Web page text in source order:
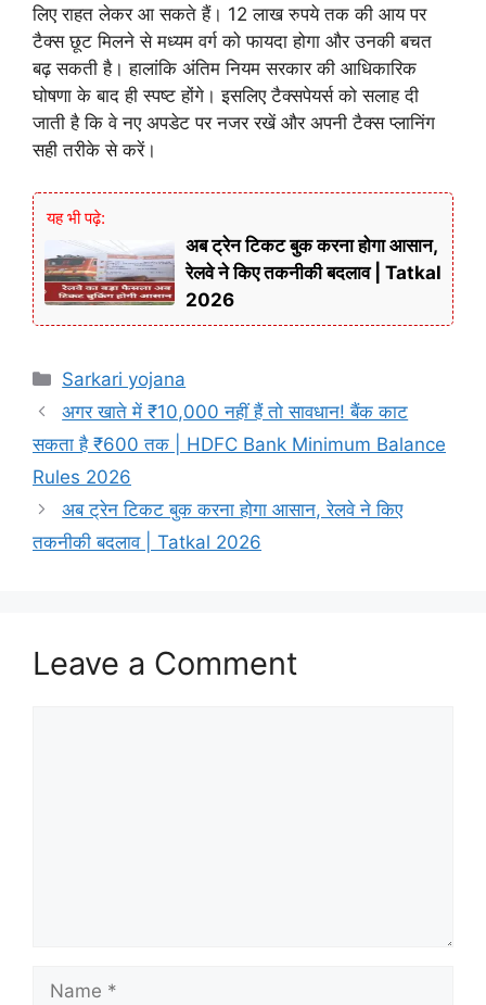
लिए राहत लेकर आ सकते हैं। 12 लाख रुपये तक की आय पर
टैक्स छूट मिलने से मध्यम वर्ग को फायदा होगा और उनकी बचत
बढ़ सकती है। हालांकि अंतिम नियम सरकार की आधिकारिक
घोषणा के बाद ही स्पष्ट होंगे। इसलिए टैक्सपेयर्स को सलाह दी
जाती है कि वे नए अपडेट पर नजर रखें और अपनी टैक्स प्लानिंग
सही तरीके से करें।
यह भी पढ़े:
अब ट्रेन टिकट बुक करना होगा आसान,
रेलवे ने किए तकनीकी बदलाव | Tatkal
2026
Categories
Sarkari yojana
अगर खाते में ₹10,000 नहीं हैं तो सावधान! बैंक काट
सकता है ₹600 तक | HDFC Bank Minimum Balance
Rules 2026
अब ट्रेन टिकट बुक करना होगा आसान, रेलवे ने किए
तकनीकी बदलाव | Tatkal 2026
Leave a Comment